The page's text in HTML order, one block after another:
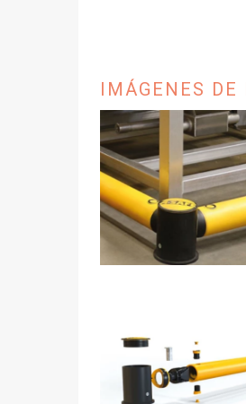
IMÁGENES DE